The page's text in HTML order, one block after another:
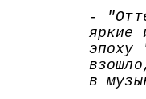
-
яркие
эпоху
в